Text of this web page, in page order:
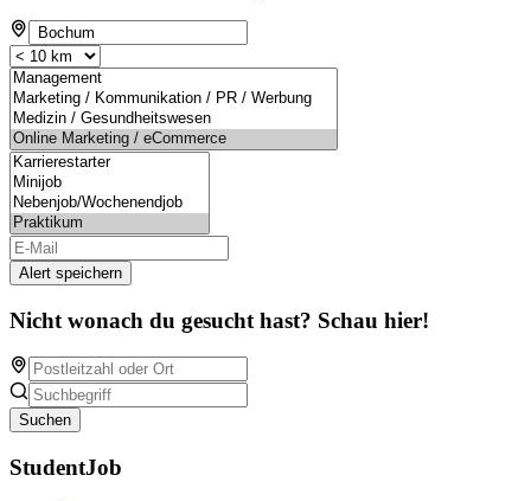
Alert speichern
Nicht wonach du gesucht hast? Schau hier!
Suchen
StudentJob